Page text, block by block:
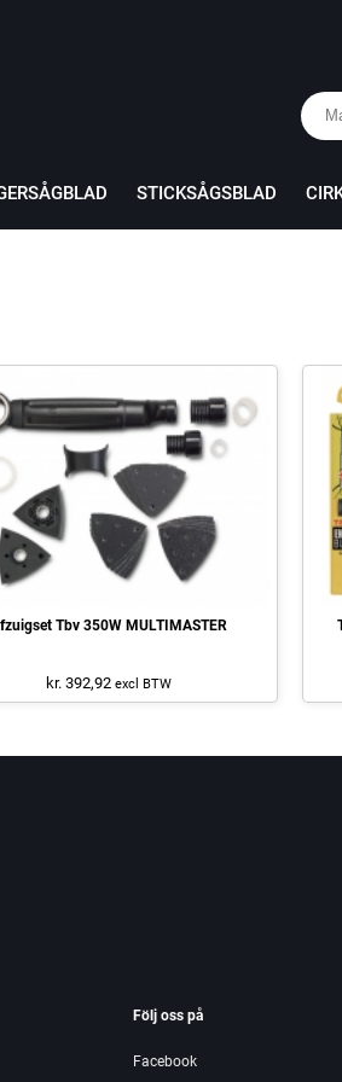
STICKSÅGSBLAD
Tbv 350W MULTIMASTER
kr. 392,92 excl BTW
Följ oss på
Facebook